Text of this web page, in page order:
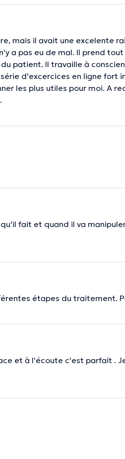
mais il avait une excelente
a pas eu de mal. Il prend
patient. Il travaille à
d'excercices en ligne fort
les plus utiles pour moi. A
fait et quand il va
étapes du traitement.
et à l'écoute c'est parfait .